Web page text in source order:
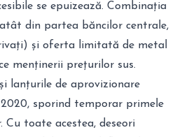
se epuizează. Combinația
din partea băncilor centrale,
și oferta limitată de metal
menținerii prețurilor sus.
lanțurile de aprovizionare
sporind temporar primele
Cu toate acestea, deseori